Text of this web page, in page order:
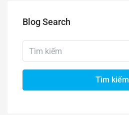
Blog Search
Tìm kiếm